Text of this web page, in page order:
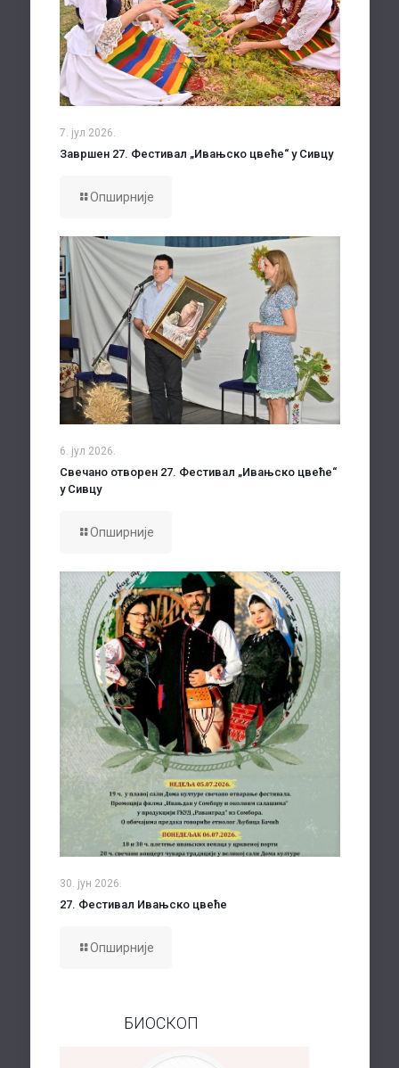
7. јул 2026.
Завршен 27. Фестивал „Ивањско цвеће“ у Сивцу
Опширније
6. јул 2026.
Свечано отворен 27. Фестивал „Ивањско цвеће“
у Сивцу
Опширније
30. јун 2026.
27. Фестивал Ивањско цвеће
Опширније
БИОСКОП